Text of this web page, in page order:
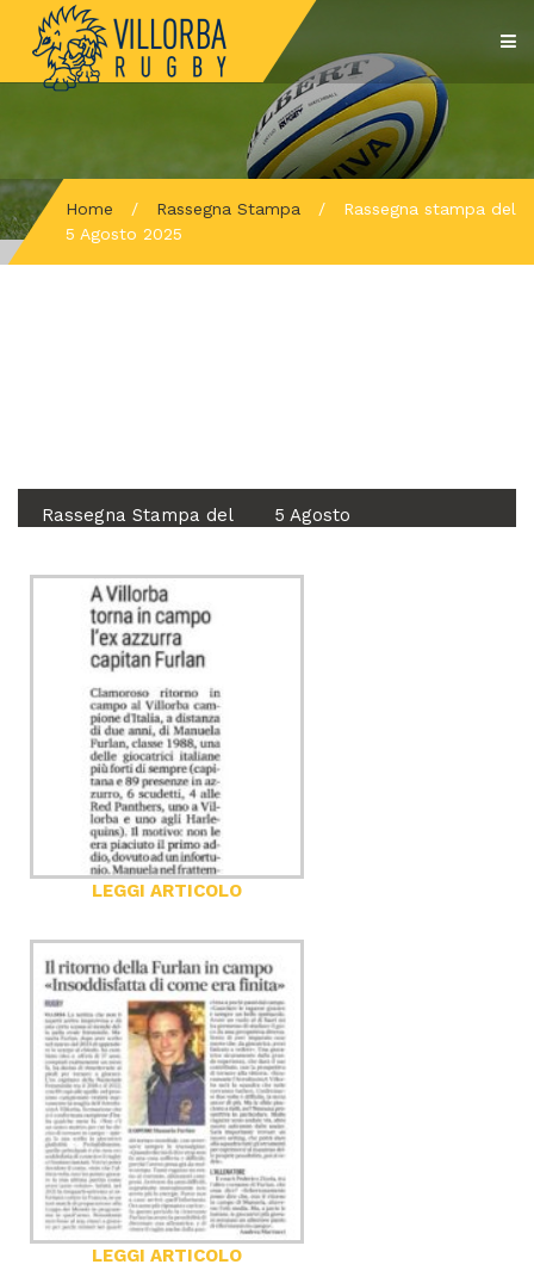
Home / Rassegna Stampa /
Rassegna stampa del
5 Agosto 2025
Rassegna Stampa del
5 Agosto
LEGGI ARTICOLO
LEGGI ARTICOLO